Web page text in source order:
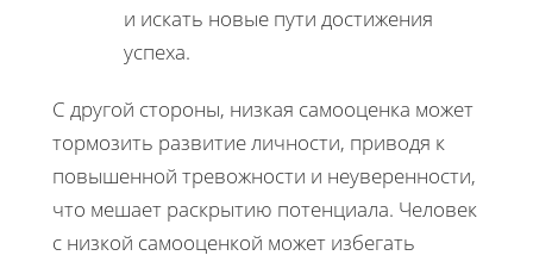
и искать новые пути достижения
успеха.
С другой стороны, низкая самооценка может
тормозить развитие личности, приводя к
повышенной тревожности и неуверенности,
что мешает раскрытию потенциала. Человек
с низкой самооценкой может избегать